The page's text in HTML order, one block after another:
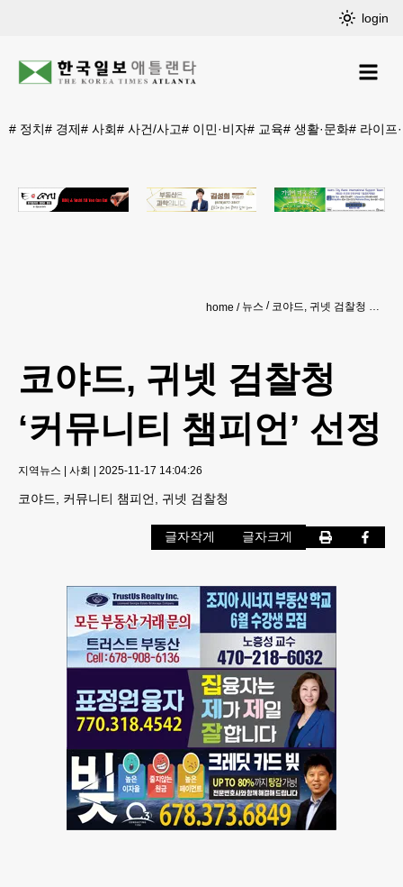
login
# 정치# 경제# 사회# 사건/사고# 이민·비자# 교육# 생활·문화# 라이프
home 뉴스 코야드, 귀넷 검찰청 ‘커뮤니티 챔피언’ 선정
코야드, 귀넷 검찰청
‘커뮤니티 챔피언’ 선정
지역뉴스 | 사회 | 2025-11-17 14:04:26
코야드, 커뮤니티 챔피언, 귀넷 검찰청
글자작게 글자크게